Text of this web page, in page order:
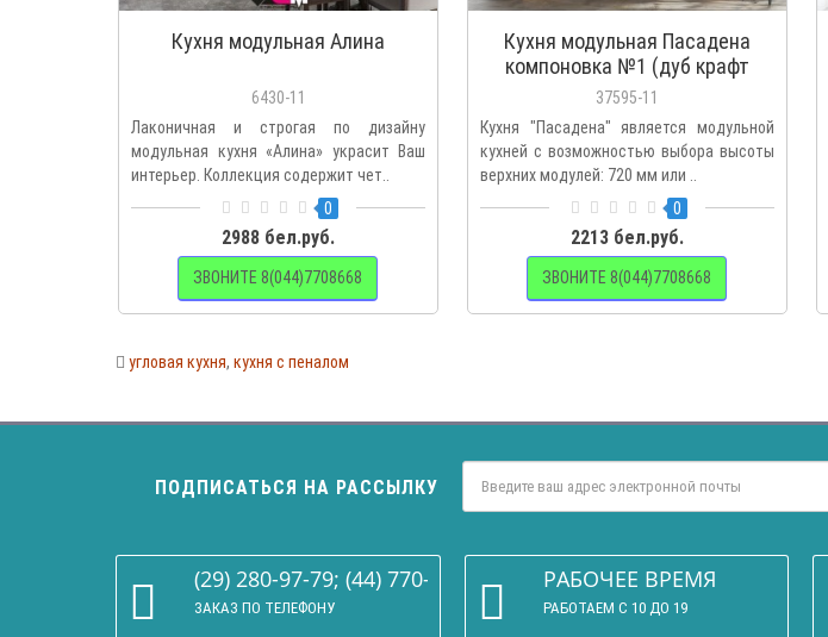
Кухня модульная Алина
6430-11
Лаконичная и строгая по дизайну
модульная кухня «Алина» украсит Ваш
интерьер. Коллекция содержит чет..
0
2988 бел.руб.
ЗВОНИТЕ 8(044)7708668
Кухня модульная Пасадена
компоновка №1 (дуб крафт
золотой + железный камень)
37595-11
Кухня "Пасадена" является модульной
кухней с возможностью выбора высоты
верхних модулей: 720 мм или ..
0
2213 бел.руб.
ЗВОНИТЕ 8(044)7708668
угловая кухня, кухня с пеналом
ПОДПИСАТЬСЯ НА РАССЫЛКУ
(29) 280-97-79; (44) 770-86-68
ЗАКАЗ ПО ТЕЛЕФОНУ
РАБОЧЕЕ ВРЕМЯ
РАБОТАЕМ С 10 ДО 19